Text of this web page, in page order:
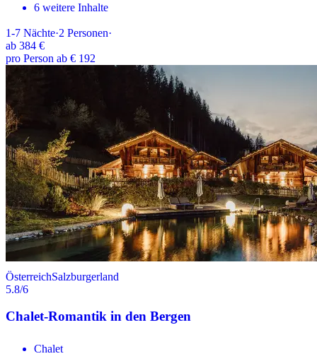
6 weitere Inhalte
1-7 Nächte·2 Personen·
ab 384 €
pro Person ab € 192
ÖsterreichSalzburgerland
5.8/6
Chalet-Romantik in den Bergen
Chalet